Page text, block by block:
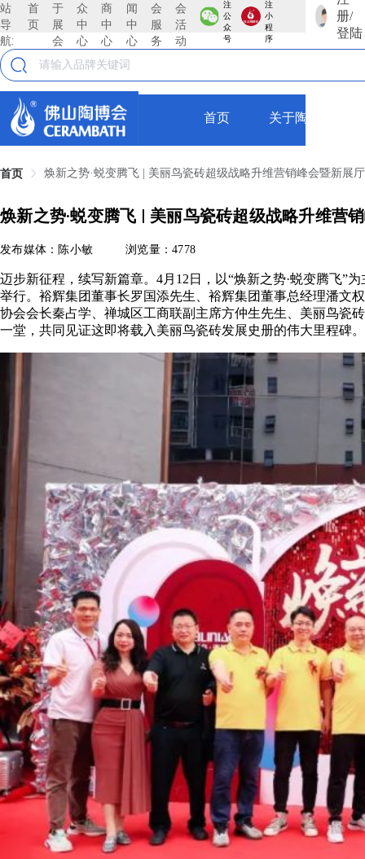
站
导
航:
首
页
于
展
会
众
中
心
商
中
心
闻
中
心
会
服
务
会
活
动
注
公
众
号
注
小
程
序
册/
登陆
首页 关于陶博会
首页 焕新之势·蜕变腾飞 | 美丽鸟瓷砖超级战略升维营销峰会暨新展
焕新之势·蜕变腾飞 | 美丽鸟瓷砖超级战略升维营
发布媒体：陈小敏 浏览量：4778
迈步新征程，续写新篇章。4月12日，以“焕新之势·蜕变腾飞”
举行。裕辉集团董事长罗国添先生、裕辉集团董事总经理潘文
协会会长秦占学、禅城区工商联副主席方仲生先生、美丽鸟瓷
一堂，共同见证这即将载入美丽鸟瓷砖发展史册的伟大里程碑。